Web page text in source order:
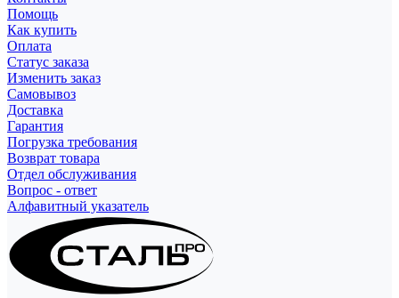
Помощь
Как купить
Оплата
Статус заказа
Изменить заказ
Самовывоз
Доставка
Гарантия
Погрузка требования
Возврат товара
Отдел обслуживания
Вопрос - ответ
Алфавитный указатель